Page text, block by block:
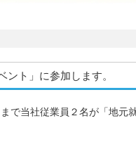
ント」に参加します。
で当社従業員２名が「地元